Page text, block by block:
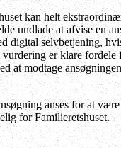
kan helt
undlade at afvise en
digital selvbetjening,
er klare fordele
at modtage
anses for at
for Familieretshuset.